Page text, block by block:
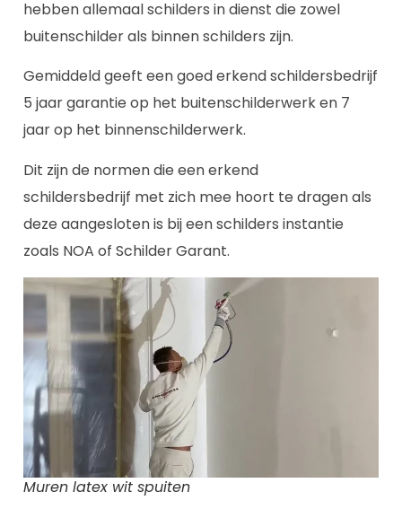
hebben allemaal schilders in dienst die zowel
buitenschilder als binnen schilders zijn.
Gemiddeld geeft een goed erkend schildersbedrijf
5 jaar garantie op het buitenschilderwerk en 7
jaar op het binnenschilderwerk.
Dit zijn de normen die een erkend
schildersbedrijf met zich mee hoort te dragen als
deze aangesloten is bij een schilders instantie
zoals NOA of Schilder Garant.
Muren latex wit spuiten